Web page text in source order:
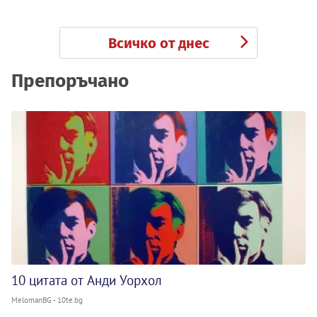
Всичко от днес
Препоръчано
10 цитата от Анди Уорхол
MelomanBG - 10te.bg